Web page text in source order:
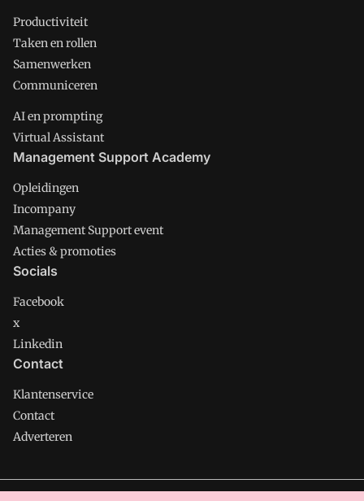
Productiviteit
Taken en rollen
Samenwerken
Communiceren
AI en prompting
Virtual Assistant
Management Support Academy
Opleidingen
Incompany
Management Support event
Acties & promoties
Socials
Facebook
x
Linkedin
Contact
Klantenservice
Contact
Adverteren